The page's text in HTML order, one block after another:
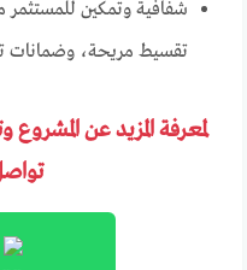
شفافية وتمكين
تقسيط مريحة، وضمانات
لمعرفة المزيد عن